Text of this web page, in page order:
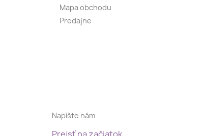
Mapa obchodu
Predajne
Napíšte nám